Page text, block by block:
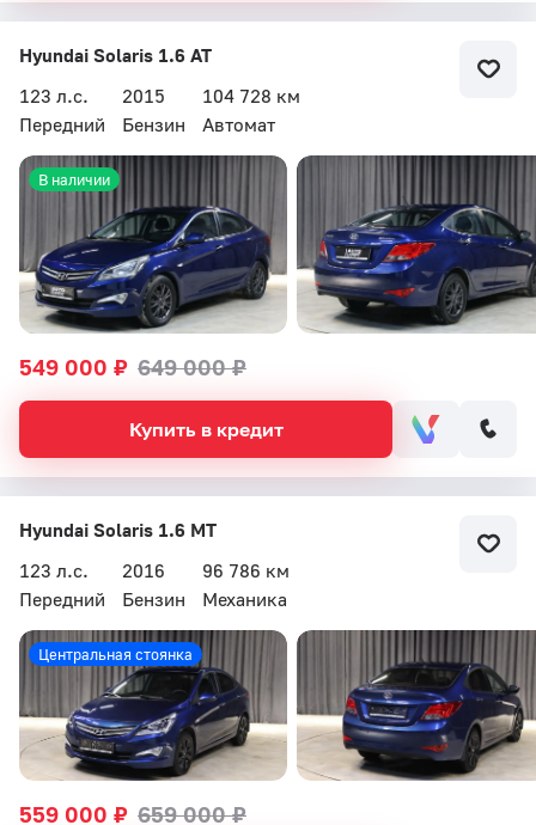
Hyundai Solaris 1.6 AT
123 л.с.
2015
104 728 км
Передний
Бензин Автомат
549 000 ₽ 649 000 ₽
В наличии
Купить в кредит
Hyundai Solaris 1.6 MT
123 л.с.
2016
96 786 км
Передний
Бензин Механика
559 000 ₽ 659 000 ₽
Центральная стоянка